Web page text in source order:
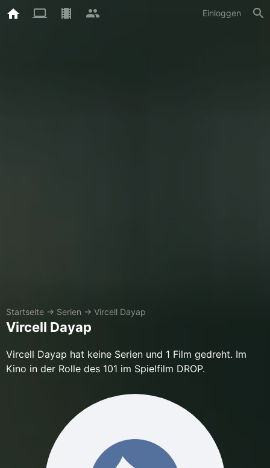
Einloggen
Startseite → Serien → Vircell Dayap
Vircell Dayap
Vircell Dayap hat keine Serien und 1 Film gedreht. Im
Kino in der Rolle des 101 im Spielfilm DROP.